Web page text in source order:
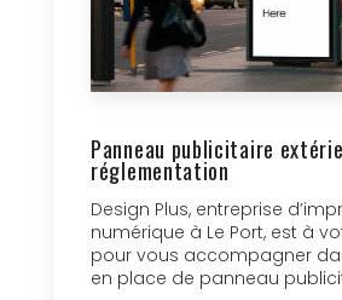
Panneau publicitaire
réglementation
Design Plus, entreprise
numérique à Le Port, est à
pour vous accompagner
en place de panneau